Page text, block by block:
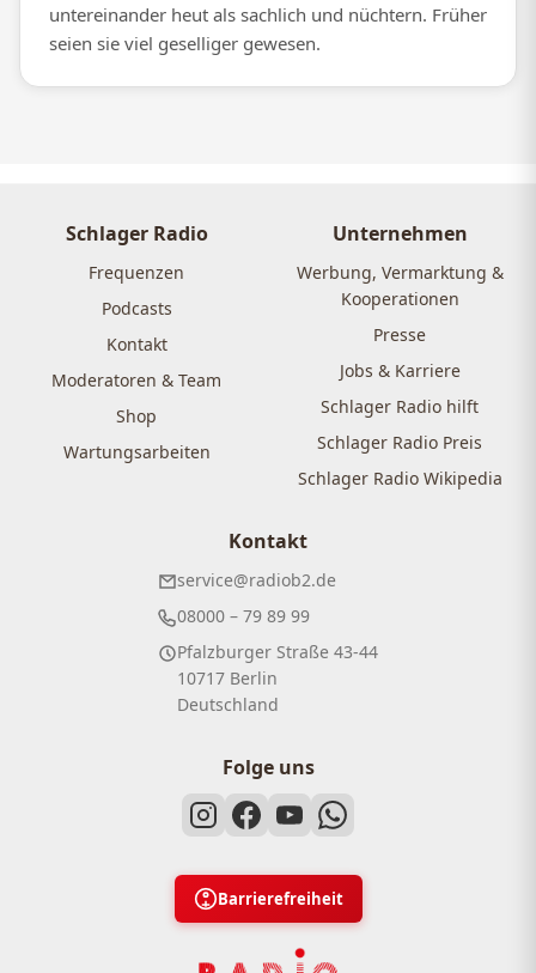
untereinander heut als sachlich und nüchtern. Früher
seien sie viel geselliger gewesen.
Schlager Radio
Frequenzen
Podcasts
Kontakt
Moderatoren & Team
Shop
Wartungsarbeiten
Unternehmen
Werbung, Vermarktung &
Kooperationen
Presse
Jobs & Karriere
Schlager Radio hilft
Schlager Radio Preis
Schlager Radio Wikipedia
Kontakt
service@radiob2.de
08000 – 79 89 99
Pfalzburger Straße 43-44
10717 Berlin
Deutschland
Folge uns
Barrierefreiheit